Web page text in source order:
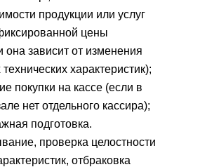
продукции или услуг
цены
она зависит от изменения
характеристик);
покупки на кассе (если в
нет отдельного кассира);
подготовка.
проверка целостности
отбраковка